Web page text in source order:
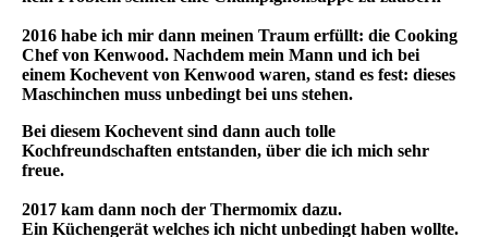
2016 habe ich mir dann meinen Traum erfüllt: die Cooking
Chef von Kenwood. Nachdem mein Mann und ich bei
einem Kochevent von Kenwood waren, stand es fest: dieses
Maschinchen muss unbedingt bei uns stehen.
Bei diesem Kochevent sind dann auch tolle
Kochfreundschaften entstanden, über die ich mich sehr
freue.
2017 kam dann noch der Thermomix dazu.
Ein Küchengerät welches ich nicht unbedingt haben wollte.